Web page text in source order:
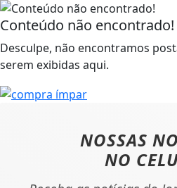
Conteúdo não encontrado!
Desculpe, não encontramos
serem exibidas aqui.
NOSSAS
NO